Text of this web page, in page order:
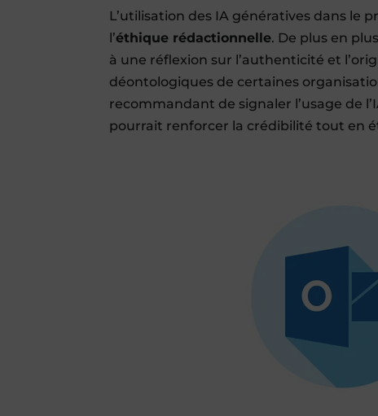
L’utilisation des IA génératives dans le
l’éthique rédactionnelle. De plus en
à une réflexion sur l’authenticité et
déontologiques de certaines
recommandant de signaler l’usage de
pourrait renforcer la crédibilité tout en